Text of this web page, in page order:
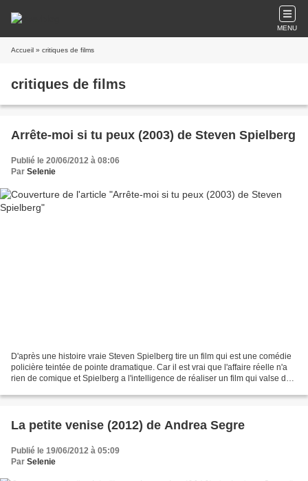
MENU
Accueil » critiques de films
critiques de films
Arrête-moi si tu peux (2003) de Steven Spielberg
Publié le 20/06/2012 à 08:06
Par Selenie
D'après une histoire vraie Steven Spielberg tire un film qui est une comédie
policière teintée de pointe dramatique. Car il est vrai que l'affaire réelle n'a
rien de comique et Spielberg a l'intelligence de réaliser un film qui valse de
La petite venise (2012) de Andrea Segre
Publié le 19/06/2012 à 05:09
Par Selenie